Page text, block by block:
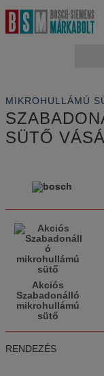
MIKROHULLÁMÚ
SÜTŐ
Akciós
Szabadonálló
mikrohullámú
sütő
RENDEZÉS